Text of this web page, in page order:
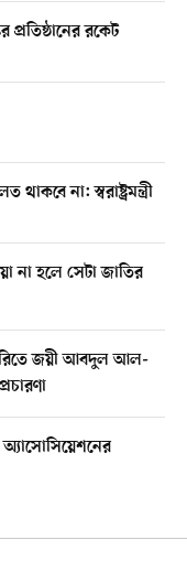
রকেট
না: স্বরাষ্ট্রমন্ত্রী
না হলে সেটা জাতির
জয়ী আবদুল আল-
মিশন বন্ধ করছে